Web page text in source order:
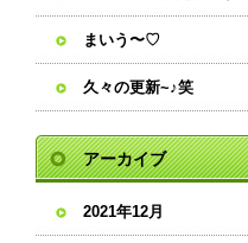
まいう〜♡
久々の更新~♪笑
アーカイブ
2021年12月